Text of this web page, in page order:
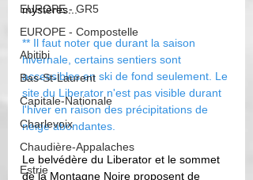
EUROPE - GR5
EUROPE - Compostelle
Abitibi
Bas-St-Laurent
Capitale-Nationale
Charlevoix
Chaudière-Appalaches
Estrie
mystères...
** Il faut noter que durant la saison
hivernale, certains sentiers sont
accessibles en ski de fond seulement. Le
site du Liberator n'est pas visible durant
l'hiver en raison des précipitations de
neige abondantes.
Le belvédère du Liberator et le sommet
de la Montagne Noire proposent de